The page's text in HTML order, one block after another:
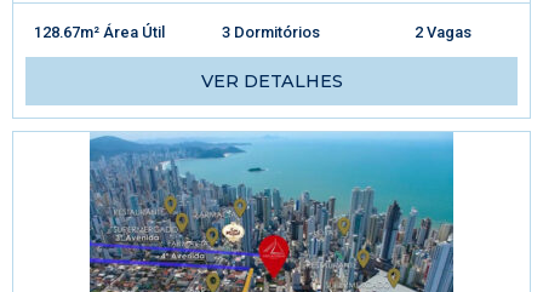
128.67m² Área Útil 3 Dormitórios 2 Vagas
VER DETALHES